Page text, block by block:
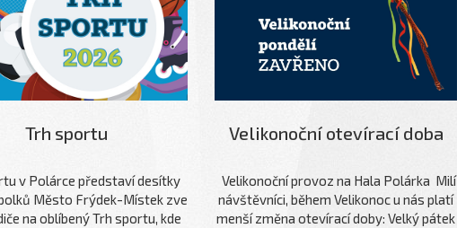
Trh sportu
v Polárce představí desítky
Město Frýdek-Místek zve
na oblíbený Trh sportu, kde
Velikonoční otevírací doba
Velikonoční provoz na Hala Polárka Milí
návštěvníci, během Velikonoc u nás platí
menší změna otevírací doby: Velký pátek